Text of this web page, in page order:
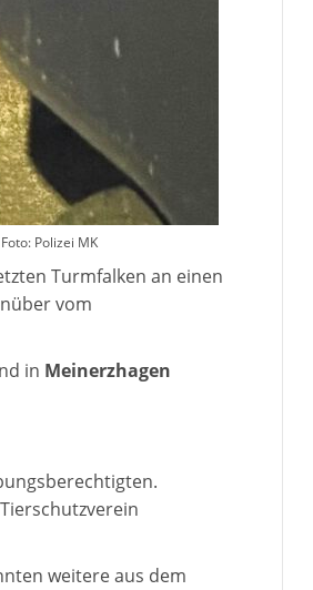
Polizei MK
Turmfalken an einen
vom
in Meinerzhagen
weitere aus dem